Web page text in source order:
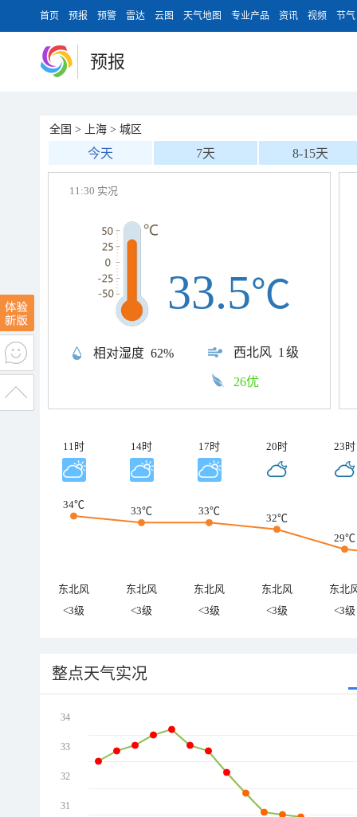
首页 预报 预警 雷达 云图 天气地图 专业产品 资讯 视频 节气
预报
全国 > 上海 > 城区
今天 7天 8-15天
11:30 实况
相对湿度 62% 西北风 1级
33.5℃
26优
11时 14时 17时 20时 23时
34℃
33℃ 33℃
32℃
29℃
东北风 东北风 东北风 东北风
东北
<3级
<3级 <3级 <3级 <3级
整点天气实况
34
33
32
31